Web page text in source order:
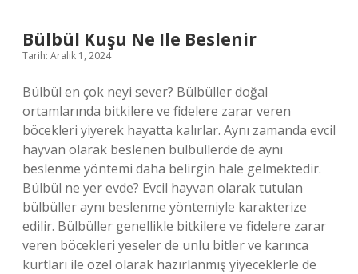
Bülbül Kuşu Ne Ile Beslenir
Tarih: Aralık 1, 2024
Bülbül en çok neyi sever? Bülbüller doğal
ortamlarında bitkilere ve fidelere zarar veren
böcekleri yiyerek hayatta kalırlar. Aynı zamanda evcil
hayvan olarak beslenen bülbüllerde de aynı
beslenme yöntemi daha belirgin hale gelmektedir.
Bülbül ne yer evde? Evcil hayvan olarak tutulan
bülbüller aynı beslenme yöntemiyle karakterize
edilir. Bülbüller genellikle bitkilere ve fidelere zarar
veren böcekleri yeseler de unlu bitler ve karınca
kurtları ile özel olarak hazırlanmış yiyeceklerle de